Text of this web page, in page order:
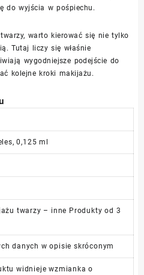
do wyjścia w pośpiechu.
warto kierować się nie tylko
Tutaj liczy się właśnie
wygodniejsze podejście do
kolejne kroki makijażu.
0,125 ml
twarzy – inne Produkty od 3
danych w opisie skróconym
widnieje wzmianka o